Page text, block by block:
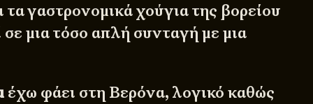
γαστρονομικά χούγια της βορείου
σε μια τόσο απλή συνταγή με μια
έχω φάει στη Βερόνα, λογικό καθώς